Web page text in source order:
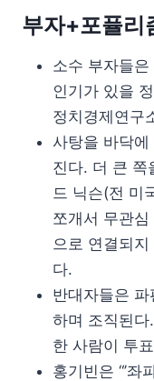
부자+포퓰리
소수 부자들
인기가 있을
정치경제연구
사탕을 바닥
진다. 더 큰 쪽
드 닉슨(전 미
쪼개서 무관
으로 연결되
다.
반대자들은
하며 조직된
한 사람이 투
홍기빈은 “’좌